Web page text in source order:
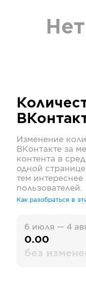
Изменение
ВКонтакте за
контента в
одной
тем
пользователей.
Как разобраться в
6 июля — 4
0.00
без